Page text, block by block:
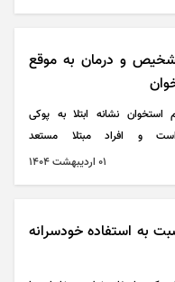
و درمان به موقع
نشانه ابتلا به پوکی
و افراد مبتلا مستعد
۰۱ ارديبهشت ۱۴۰۴
به استفاده خودسرانه